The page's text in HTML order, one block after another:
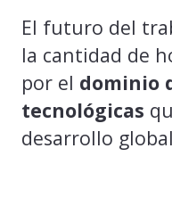
El futuro del
la cantidad de
por el dominio
tecnológicas
desarrollo